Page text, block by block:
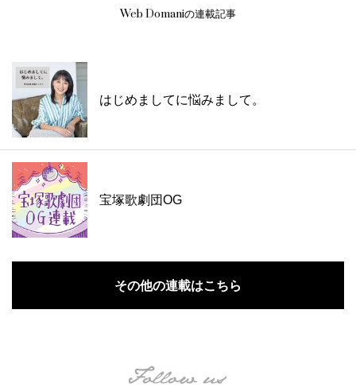
Web Domaniの連載記事
はじめましてに悩みまして。
宝塚歌劇団OG
その他の連載はこちら